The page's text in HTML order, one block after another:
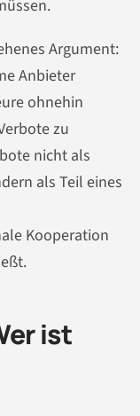
Argument:
Anbieter
ohnehin
zu
nicht als
als Teil eines
Kooperation
ist